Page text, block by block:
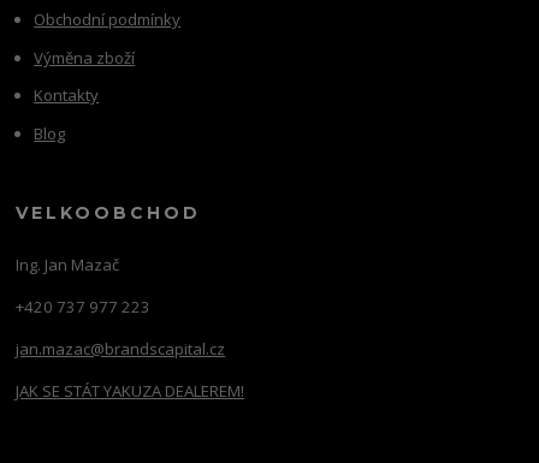
Obchodní podmínky
Výměna zboží
Kontakty
Blog
VELKOOBCHOD
Ing. Jan Mazač
+420 737 977 223
jan.mazac@brandscapital.cz
JAK SE STÁT YAKUZA DEALEREM!